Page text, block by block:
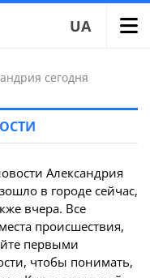
UA
сегодня
Александрия
в городе сейчас,
вчера. Все
происшествия,
первыми
чтобы понимать,